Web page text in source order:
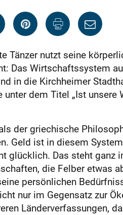
Tänzer nutzt seine
Das Wirtschaftssystem
in die Kirchheimer
dem Titel „Ist unsere
der griechische
Geld ist in diesem
glücklich. Das steht ganz
die Felber etwas
persönlichen
nur im Gegensatz zur
Länderverfassungen,